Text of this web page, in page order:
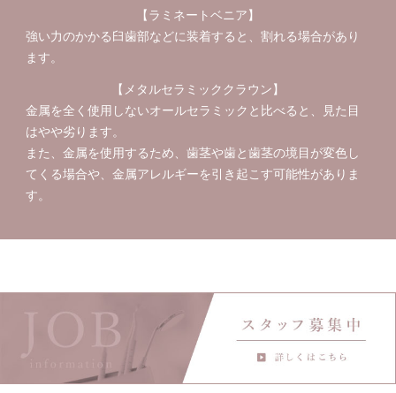
【ラミネートベニア】
強い力のかかる臼歯部などに装着すると、割れる場合があり
ます。
【メタルセラミッククラウン】
金属を全く使用しないオールセラミックと比べると、見た目
はやや劣ります。
また、金属を使用するため、歯茎や歯と歯茎の境目が変色し
てくる場合や、金属アレルギーを引き起こす可能性がありま
す。